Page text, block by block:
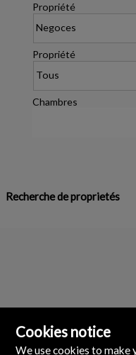
Propriété
Propriété
Chambres
Recherche de proprietés
Cookies notice
We use cookies to make